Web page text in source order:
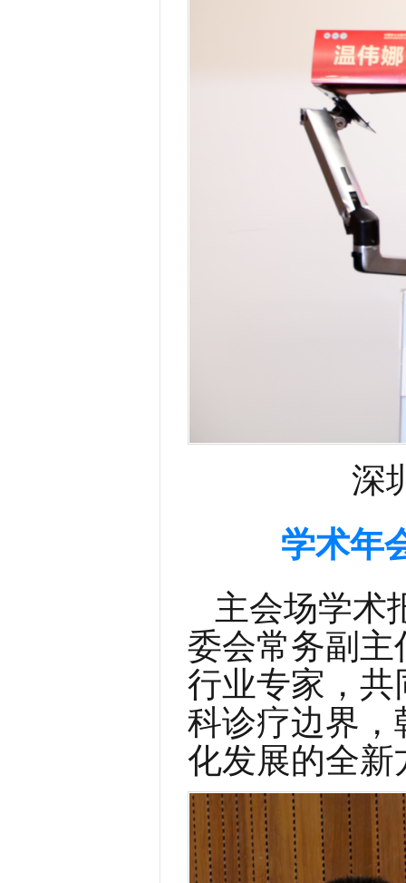
深
学术年
主会场学术
委会常务副
行业专家，
科诊疗边界
化发展的全